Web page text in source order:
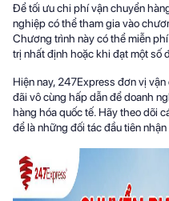
Để tối ưu chi phí vận chuyển
nghiệp có thể tham gia vào
Chương trình này có thể miễn
trị nhất định hoặc khi đạt một số
Hiện nay, 247Express đơn vị
đãi vô cùng hấp dẫn để doanh
hàng hóa quốc tế. Hãy theo dõi
để là những đối tác đầu tiên